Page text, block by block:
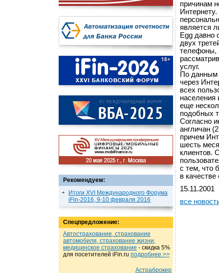
Рекомендуем:
Итоги XVI Международного Форума
iFin-2016, 9-10 февраля 2016
Спецпредложение:
Автострахование, страхование
автомобиля, страхование жизни,
медицинское страхование - cкидка 5%
для посетителей iFin.ru подробнеe >>
Астраброкер
причинам
является
Egg давно
двух
телефоны,
услуг.
По данным
через
всех
населения
еще
подобных
Согласно
англичан
причем
шесть
клиентов.
с тем, что
в
15.11.2001
все